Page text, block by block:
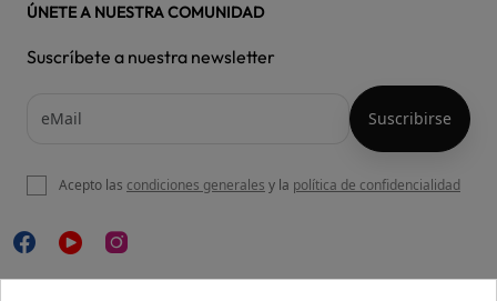
ÚNETE A NUESTRA COMUNIDAD
Suscríbete a nuestra newsletter
Acepto las condiciones generales y la política de confidencialidad